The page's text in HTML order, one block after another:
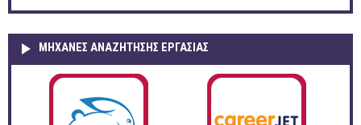
ΜΗΧΑΝΕΣ ΑΝΑΖΗΤΗΣΗΣ ΕΡΓΑΣΙΑΣ